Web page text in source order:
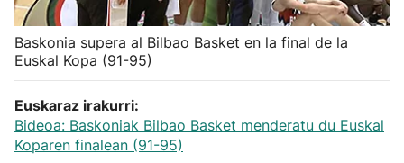
Balonmano
Kirolak 360
Atletismo
Carreras de montaña
Baskonia supera al Bilbao Basket en la final de la
Euskal Kopa (91-95)
Euskaraz irakurri:
Bideoa: Baskoniak Bilbao Basket menderatu du Euskal
Koparen finalean (91-95)